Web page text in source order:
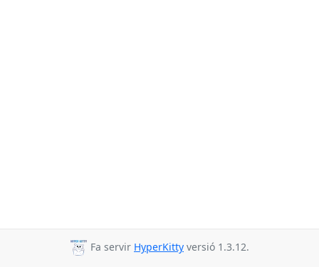
Fa servir HyperKitty versió 1.3.12.